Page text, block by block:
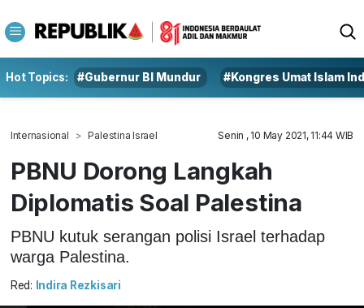
Hot Topics: #Gubernur BI Mundur #Kongres Umat Islam
Internasional Palestina Israel Senin , 10 May 2021, 11:44 WIB
PBNU Dorong Langkah
Diplomatis Soal Palestina
PBNU kutuk serangan polisi Israel terhadap
warga Palestina.
Red: Indira Rezkisari